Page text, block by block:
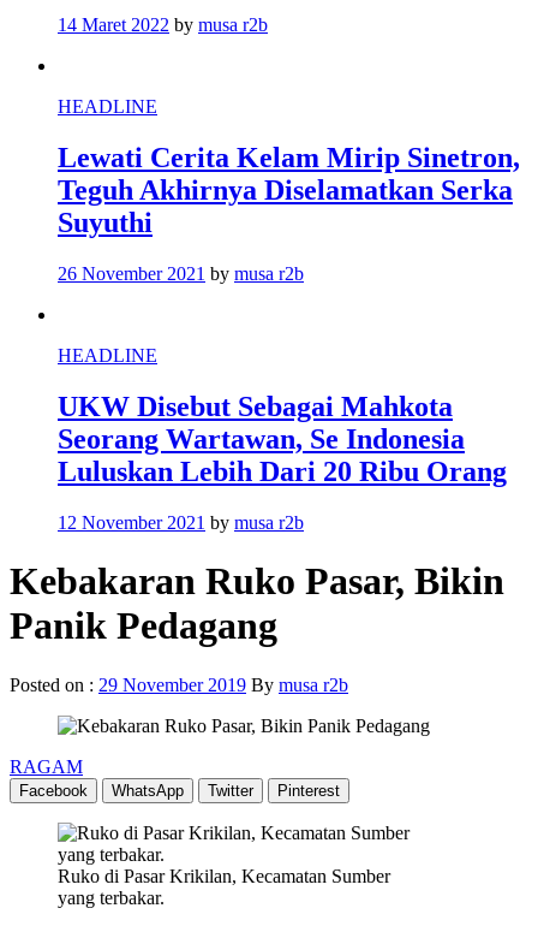
14 Maret 2022 by musa r2b
HEADLINE
Lewati Cerita Kelam Mirip Sinetron,
Teguh Akhirnya Diselamatkan Serka
Suyuthi
26 November 2021 by musa r2b
HEADLINE
UKW Disebut Sebagai Mahkota
Seorang Wartawan, Se Indonesia
Luluskan Lebih Dari 20 Ribu Orang
12 November 2021 by musa r2b
Kebakaran Ruko Pasar, Bikin
Panik Pedagang
Posted on : 29 November 2019 By musa r2b
RAGAM
Facebook WhatsApp Twitter Pinterest
Ruko di Pasar Krikilan, Kecamatan Sumber
yang terbakar.